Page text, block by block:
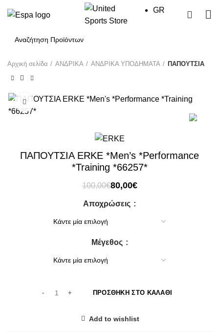
GR
Αρχική σελίδα ΑΝΔΡΙΚΑ ΑΝΔΡΙΚΑ ΥΠΟΔΗΜΑΤΑ ΠΑΠΟΥΤΣΙΑ
Click to enlarge
ΠΑΠΟΥΤΣΙΑ ERKE *Men’s *Performance
*Training *66257*
100,00€Original
was:
80,00€Η
80,00€.
Αποχρώσεις
Μέγεθος
ΠΡΟΣΘΉΚΗ ΣΤΟ ΚΑΛΆΘΙ
Add to wishlist